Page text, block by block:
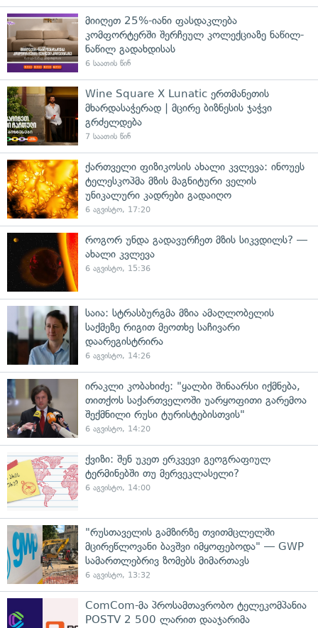
მიიღეთ 25%-იანი ფასდაკლება
კომფორტერში შერჩეულ კოლექციაზე ნაწილ-
ნაწილ გადახდისას
6 საათის წინ
Wine Square X Lunatic ერთმანეთის
მხარდასაჭერად | მცირე ბიზნესის ჯაჭვი
გრძელდება
7 საათის წინ
ქართველი ფიზიკოსის ახალი კვლევა: ინოუეს
ტელესკოპმა მზის მაგნიტური ველის
უნიკალური კადრები გადაიღო
6 აგვისტო, 17:20
როგორ უნდა გადავურჩეთ მზის სიკვდილს? —
ახალი კვლევა
6 აგვისტო, 15:36
საია: სტრასბურგმა მზია ამაღლობელის
საქმეზე რიგით მეოთხე საჩივარი
დაარეგისტრირა
6 აგვისტო, 14:26
ირაკლი კობახიძე: "ყალბი შინაარსი იქმნება,
თითქოს საქართველოში უარყოფითი გარემოა
შექმნილი რუსი ტურისტებისთვის"
6 აგვისტო, 14:20
ქვიზი: შენ უკეთ ერკვევი გეოგრაფიულ
ტერმინებში თუ მერვეკლასელი?
6 აგვისტო, 14:00
"რუსთაველის გამზირზე თვითმცლელში
მცირეწლოვანი ბავშვი იმყოფებოდა" — GWP
სამართლებრივ ზომებს მიმართავს
6 აგვისტო, 13:32
ComCom-მა პროსამთავრობო ტელეკომპანია
POSTV 2 500 ლარით დააჯარიმა